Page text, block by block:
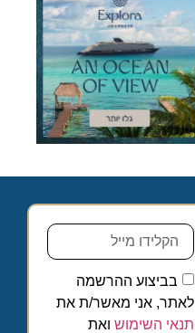
בביצוע ההרשמה
לאתר, אני מאשר/ת את
תנאי השימוש ואת